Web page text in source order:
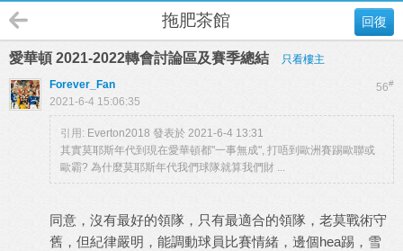
回復
拖肥茶館
愛華頓 2021-2022轉會討論區及賽季總結 只看樓主
56#
Forever_Fan
2021-6-4 15:06:35
引用: Everton2018 發表於 2021-6-4 13:31
其實莫耶斯年代到現在愛華頓都"一事無成", 打唔到歐洲賽踢歐聯或
歐霸? 為什麼莫耶斯年代我們球隊就算我們財 ...
同意，沒有最好的領隊，只有最適合的領隊，老莫戰術守
舊，但紀律嚴明，能調動球員比賽情緒，邊個hea踢，雪